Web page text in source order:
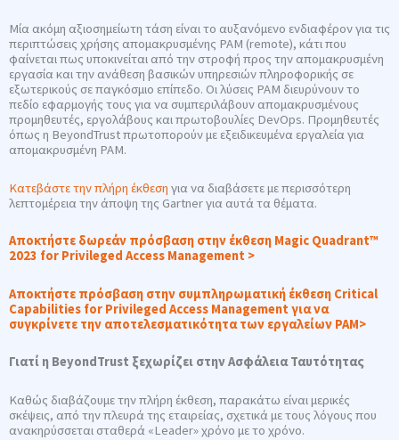
Μία ακόμη αξιοσημείωτη τάση είναι το αυξανόμενο ενδιαφέρον για τις
περιπτώσεις χρήσης απομακρυσμένης PAM (remote), κάτι που
φαίνεται πως υποκινείται από την στροφή προς την απομακρυσμένη
εργασία και την ανάθεση βασικών υπηρεσιών πληροφορικής σε
εξωτερικούς σε παγκόσμιο επίπεδο. Οι λύσεις PAM διευρύνουν το
πεδίο εφαρμογής τους για να συμπεριλάβουν απομακρυσμένους
προμηθευτές, εργολάβους και πρωτοβουλίες DevOps. Προμηθευτές
όπως η BeyondTrust πρωτοπορούν με εξειδικευμένα εργαλεία για
απομακρυσμένη PAM.
Κατεβάστε την πλήρη έκθεση για να διαβάσετε με περισσότερη
λεπτομέρεια την άποψη της Gartner για αυτά τα θέματα.
Αποκτήστε δωρεάν πρόσβαση στην έκθεση Magic Quadrant™
2023 for Privileged Access Management >
Αποκτήστε πρόσβαση στην συμπληρωματική έκθεση Critical
Capabilities for Privileged Access Management για να
συγκρίνετε την αποτελεσματικότητα των εργαλείων PAM>
Γιατί η BeyondTrust ξεχωρίζει στην Ασφάλεια Ταυτότητας
Καθώς διαβάζουμε την πλήρη έκθεση, παρακάτω είναι μερικές
σκέψεις, από την πλευρά της εταιρείας, σχετικά με τους λόγους που
ανακηρύσσεται σταθερά «Leader» χρόνο με το χρόνο.